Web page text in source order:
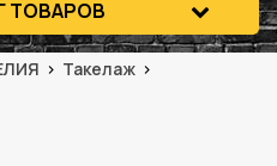
ТОВАРОВ
Такелаж